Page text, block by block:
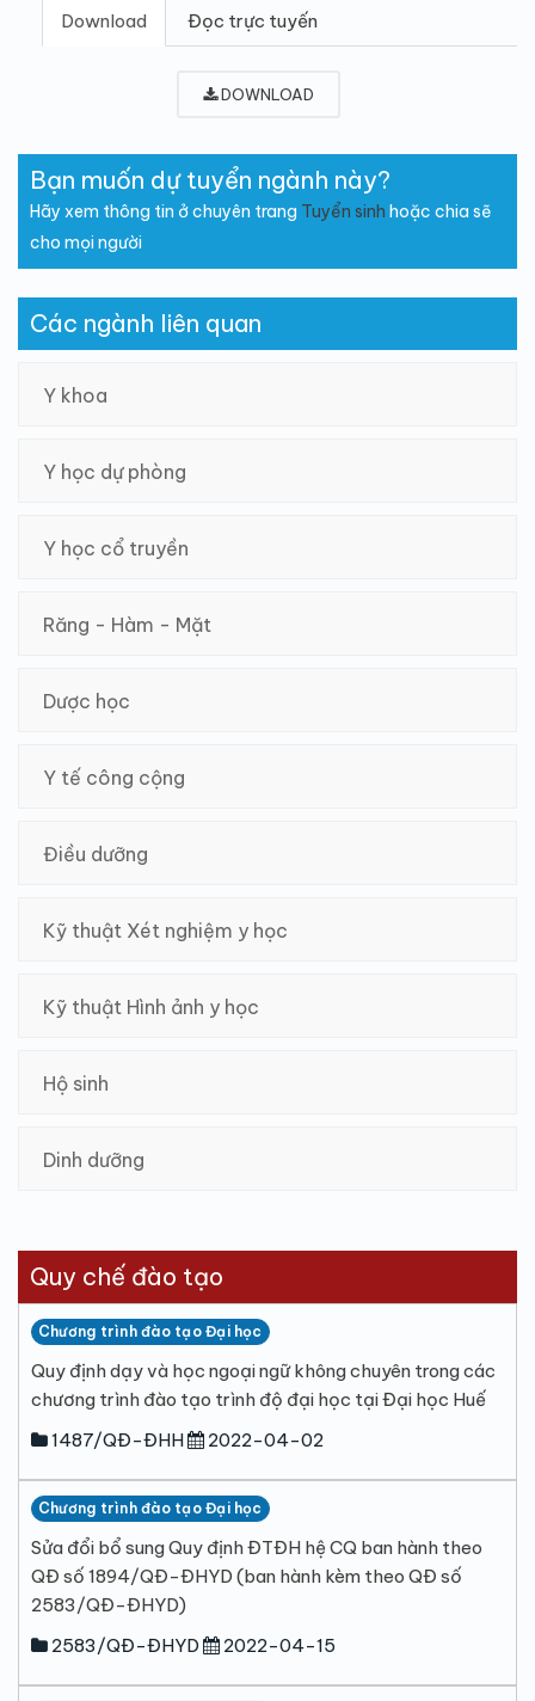
Download Đọc trực tuyến
DOWNLOAD
Bạn muốn dự tuyển ngành này?
Hãy xem thông tin ở chuyên trang Tuyển sinh hoặc chia sẽ
cho mọi người
Các ngành liên quan
Y khoa
Y học dự phòng
Y học cổ truyền
Răng - Hàm - Mặt
Dược học
Y tế công cộng
Điều dưỡng
Kỹ thuật Xét nghiệm y học
Kỹ thuật Hình ảnh y học
Hộ sinh
Dinh dưỡng
Quy chế đào tạo
Chương trình đào tạo Đại học
Quy định dạy và học ngoại ngữ không chuyên trong các
chương trình đào tạo trình độ đại học tại Đại học Huế
1487/QĐ-ĐHH
2022-04-02
Chương trình đào tạo Đại học
Sửa đổi bổ sung Quy định ĐTĐH hệ CQ ban hành theo
QĐ số 1894/QĐ-ĐHYD (ban hành kèm theo QĐ số
2583/QĐ-ĐHYD)
2583/QĐ-ĐHYD
2022-04-15